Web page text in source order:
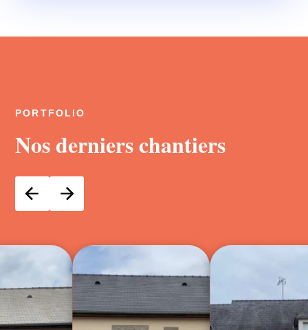
PORTFOLIO
Nos derniers chantiers